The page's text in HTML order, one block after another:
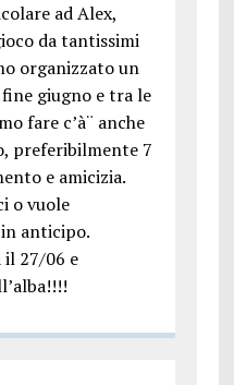
ad Alex,
da tantissimi
organizzato un
giugno e tra le
fare c’à¨ anche
preferibilmente 7
e amicizia.
o vuole
anticipo.
il 27/06 e